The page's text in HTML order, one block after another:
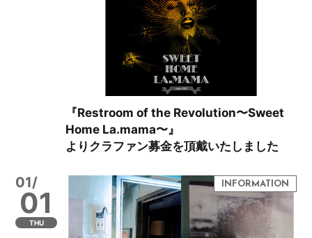
『Restroom of the Revolution〜Sweet
Home La.mama〜』
よりクラファン募金を頂戴いたしました
01/
01
THU